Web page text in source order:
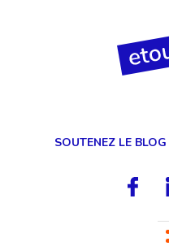
SOUTENEZ LE BLOG